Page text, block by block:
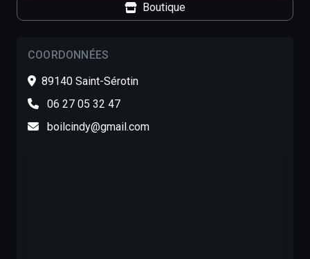
Boutique
COORDONNÉES
89140 Saint-Sérotin
06 27 05 32 47
boilcindy@gmail.com